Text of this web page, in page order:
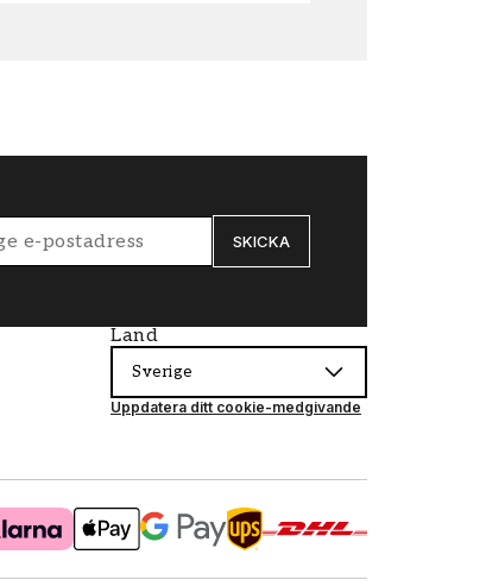
SKICKA
Land
Sverige
Uppdatera ditt cookie-medgivande